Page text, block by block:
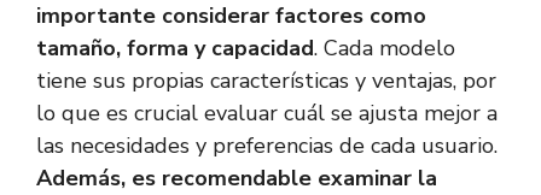
importante considerar factores como
tamaño, forma y capacidad. Cada modelo
tiene sus propias características y ventajas, por
lo que es crucial evaluar cuál se ajusta mejor a
las necesidades y preferencias de cada usuario.
Además, es recomendable examinar la